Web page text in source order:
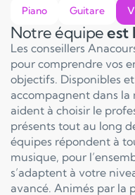
Piano Guitare
Notre équipeest
Les conseillers
pour comprendre vos
objectifs. Disponibles
accompagnent dans la
aident à choisir le
présents tout au long
équipes répondent à
musique, pour
s’adaptent à votre
avancé. Animés par la